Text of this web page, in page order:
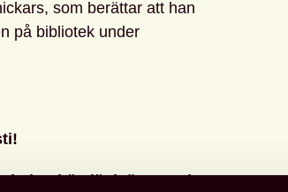
som berättar att han
på bibliotek under
här, länk öppnas i